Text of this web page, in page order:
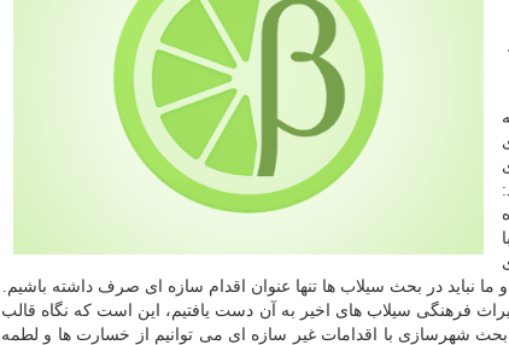
نباید در بحث سیلاب ها تنها عنوان اقدام سازه ای صرف داشته باشیم.
فرهنگی سیلاب های اخیر به آن دست یافتیم، این است كه نگاه قالب
شهرسازی با اقدامات غیر سازه ای می توانیم از خسارت ها و لطمه